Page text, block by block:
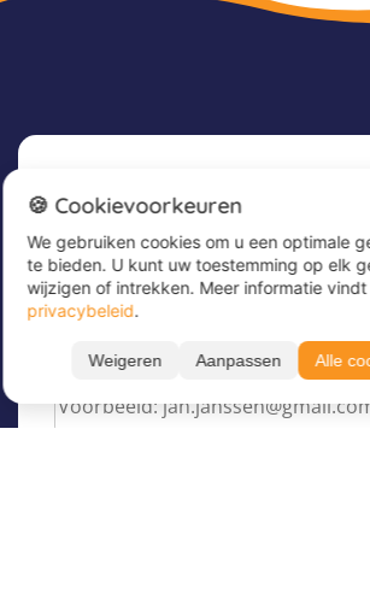
Nieuwsbrief
Meld u nu aan voor onze
geweldige aanbiedingen te
hoogte te blijven!
Voer hier uw e-mailadres in*
🍪 Cookievoorkeuren
We gebruiken cookies om u een optimale
te bieden. U kunt uw toestemming op elk
wijzigen of intrekken. Meer informatie vindt
privacybeleid.
Weigeren Aanpassen Alle